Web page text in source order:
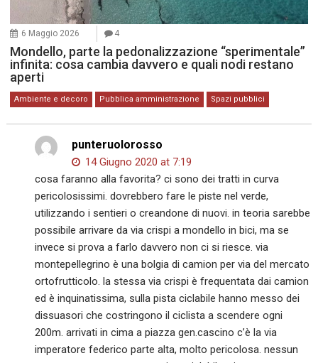
6 Maggio 2026 4
Mondello, parte la pedonalizzazione “sperimentale”
infinita: cosa cambia davvero e quali nodi restano
aperti
Ambiente e decoro Pubblica amministrazione Spazi pubblici
punteruolorosso
14 Giugno 2020 at 7:19
cosa faranno alla favorita? ci sono dei tratti in curva
pericolosissimi. dovrebbero fare le piste nel verde,
utilizzando i sentieri o creandone di nuovi. in teoria sarebbe
possibile arrivare da via crispi a mondello in bici, ma se
invece si prova a farlo davvero non ci si riesce. via
montepellegrino è una bolgia di camion per via del mercato
ortofrutticolo. la stessa via crispi è frequentata dai camion
ed è inquinatissima, sulla pista ciclabile hanno messo dei
dissuasori che costringono il ciclista a scendere ogni
200m. arrivati in cima a piazza gen.cascino c’è la via
imperatore federico parte alta, molto pericolosa. nessun